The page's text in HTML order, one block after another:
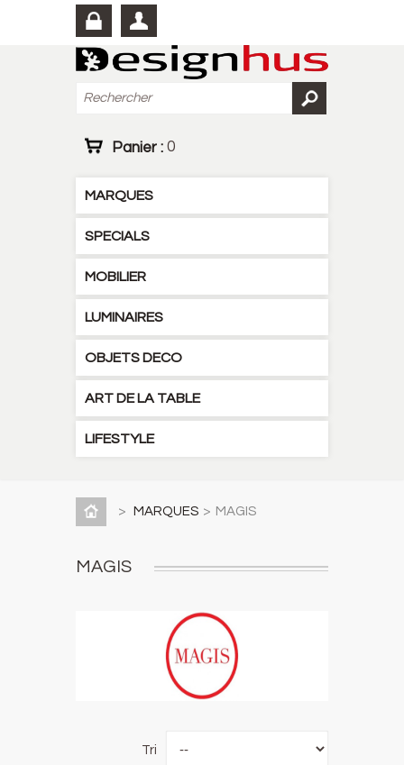
Panier : 0
MARQUES
SPECIALS
MOBILIER
LUMINAIRES
OBJETS DECO
ART DE LA TABLE
LIFESTYLE
> MARQUES > MAGIS
MAGIS
Tri